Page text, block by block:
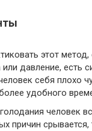
этот
или давление, есть
себя плохо
удобного
человек
причин срывается,